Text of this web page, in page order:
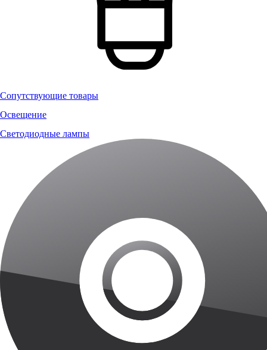
Сопутствующие товары
Освещение
Светодиодные лампы